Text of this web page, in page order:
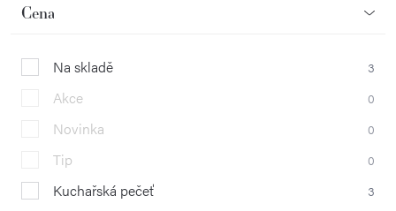
Cena
Na skladě 3
Akce 0
Novinka 0
Tip 0
Kuchařská pečeť 3